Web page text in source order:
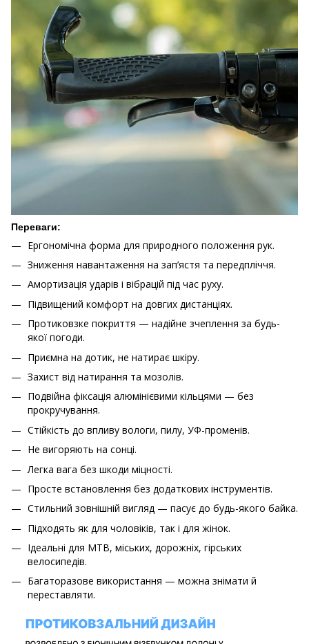
Переваги:
Ергономічна форма для природного положення рук.
Зниження навантаження на зап’ястя та передпліччя.
Амортизація ударів і вібрацій під час руху.
Підвищений комфорт на довгих дистанціях.
Протиковзке покриття — надійне зчеплення за будь-
якої погоди.
Приємна на дотик, не натирає шкіру.
Захист від натирання та мозолів.
Подвійна фіксація алюмінієвими кільцями — без
прокручування.
Стійкість до впливу вологи, пилу, УФ-променів.
Не вигоряють на сонці.
Легка вага без шкоди міцності.
Просте встановлення без додаткових інструментів.
Стильний зовнішній вигляд — пасує до будь-якого байка.
Підходять як для чоловіків, так і для жінок.
Ідеальні для MTB, міських, дорожніх, гірських
велосипедів.
Багаторазове використання — можна знімати й
переставляти.